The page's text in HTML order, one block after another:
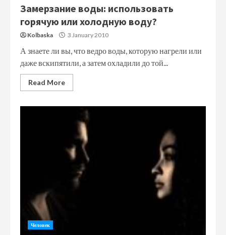
Замерзание воды: использовать
горячую или холодную воду?
Kolbaska 3 January 2010
А знаете ли вы, что ведро воды, которую нагрели или
даже вскипятили, а затем охладили до той...
Read More
Человек